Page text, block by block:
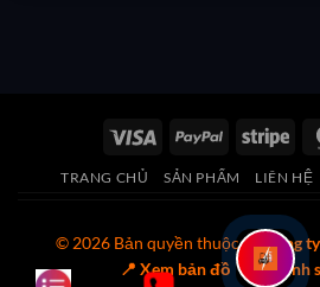
Visa PayPal
TRANG CHỦ SẢN PHẨM LIÊN HỆ
© 2026 Bản quyền thuộc vềCông
📍 Xem bản đồ
🔒 Chính